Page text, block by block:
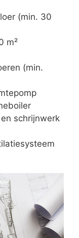
(min. 30
m²
(min.
schrijnwerk